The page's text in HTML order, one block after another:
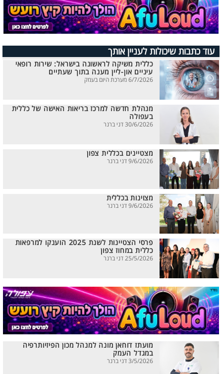
עוד כתבות שיכולות לעניין אותך
כללית משיקה לראשונה בישראל: שירות רופאי
עיניים און-ליין מענה בתוך שעתיים
6/7/2026 מערכת היום בעמק
מנהלת חדשה למרכז בריאות האישה של כללית
בעפולה
30/6/2026 דני ברנר
מצטיינים בכללית צפון
9/6/2026 דני ברנר
מצוינות בכללית
9/6/2026 דני ברנר
פרסי הצטיינות לשנת 2025 הוענקו למרפאות
כללית במחוז צפון
25/5/2026 דני ברנר
מועתז דוחאן מונה למנהל מכון הפיזיותרפיה
במגדל העמק
3/5/2026 דני ברנר